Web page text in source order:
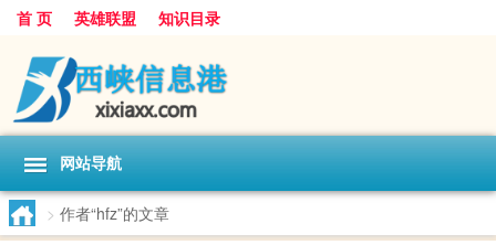
首 页 英雄联盟 知识目录
网站导航
> 作者“hfz”的文章